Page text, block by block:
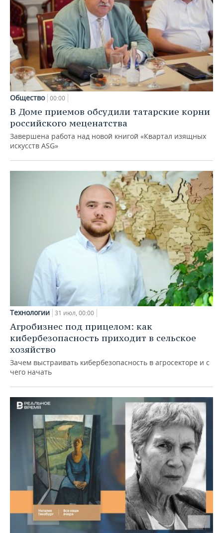
Общество 00:00
В Доме приемов обсудили татарские корни
российского меценатства
Завершена работа над новой книгой «Квартал изящных
искусств ASG»
Технологии 31 июл, 00:00
Агробизнес под прицелом: как
кибербезопасность приходит в сельское
хозяйство
Зачем выстраивать кибербезопасность в агросекторе и с
чего начать